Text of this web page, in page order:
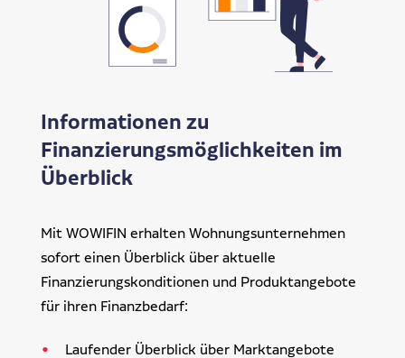
Informationen zu
Finanzierungsmöglichkeiten im
Überblick
Mit WOWIFIN erhalten Wohnungsunternehmen
sofort einen Überblick über aktuelle
Finanzierungskonditionen und Produktangebote
für ihren Finanzbedarf:
Laufender Überblick über Marktangebote